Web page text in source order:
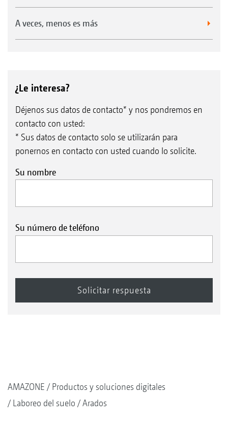
A veces, menos es más
¿Le interesa?
Déjenos sus datos de contacto* y nos pondremos en
contacto con usted:
* Sus datos de contacto solo se utilizarán para
ponernos en contacto con usted cuando lo solicite.
Su nombre
Su número de teléfono
AMAZONE
Productos y soluciones digitales
Laboreo del suelo
Arados